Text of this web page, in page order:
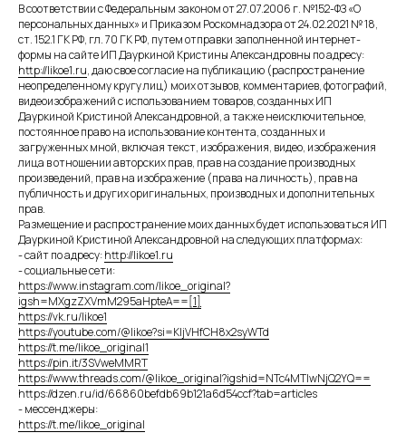
В соответствии с Федеральным законом от 27.07.2006 г. №152-ФЗ «О
персональных данных» и Приказом Роскомнадзора от 24.02.2021 № 18,
ст. 152.1 ГК РФ, гл. 70 ГК РФ, путем отправки заполненной интернет-
формы на сайте ИП Дауркиной Кристины Александровны по адресу:
http://likoe1.ru, даю свое согласие на публикацию (распространение
неопределенному кругу лиц) моих отзывов, комментариев, фотографий,
видеоизображений с использованием товаров, созданных ИП
Дауркиной Кристиной Александровной, а также неисключительное,
постоянное право на использование контента, созданных и
загруженных мной, включая текст, изображения, видео, изображения
лица в отношении авторских прав, прав на создание производных
произведений, прав на изображение (права на личность), прав на
публичность и других оригинальных, производных и дополнительных
прав.
Размещение и распространение моих данных будет использоваться ИП
Дауркиной Кристиной Александровной на следующих платформах:
- сайт по адресу:http://likoe1.ru
- социальные сети:
https://www.instagram.com/likoe_original?
igsh=MXgzZXVmM295aHpteA==[1]
https://vk.ru/likoe1
https://youtube.com/@likoe?si=KIjVHfCH8x2syWTd
https://t.me/likoe_original1
https://pin.it/3SVweMMRT
https://www.threads.com/@likoe_original?igshid=NTc4MTIwNjQ2YQ==
https://dzen.ru/id/66860befdb69b121a6d54ccf?tab=articles
- мессенджеры:
https://t.me/likoe_original